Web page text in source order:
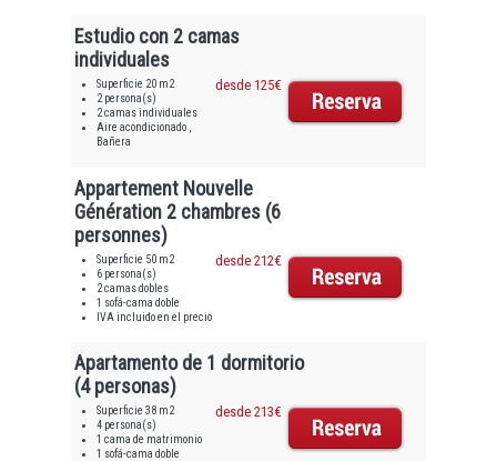
Estudio con 2 camas
individuales
Superficie 20 m2
2 persona(s)
2 camas individuales
Aire acondicionado ,
Bañera
desde 125€
Appartement Nouvelle
Génération 2 chambres (6
personnes)
Superficie 50 m2
6 persona(s)
2 camas dobles
1 sofá-cama doble
IVA incluido en el precio
desde 212€
Apartamento de 1 dormitorio
(4 personas)
Superficie 38 m2
4 persona(s)
1 cama de matrimonio
1 sofá-cama doble
desde 213€